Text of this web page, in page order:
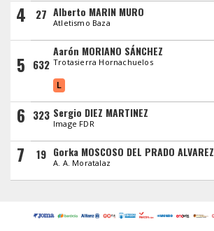
4 27 Alberto MARIN MURO
Atletismo Baza
5 632
Aarón MORIANO SÁNCHEZ
Trotasierra Hornachuelos
L
6 323 Sergio DIEZ MARTINEZ
Image FDR
7 19 Gorka MOSCOSO DEL PRADO ALVAREZ
A. A. Moratalaz